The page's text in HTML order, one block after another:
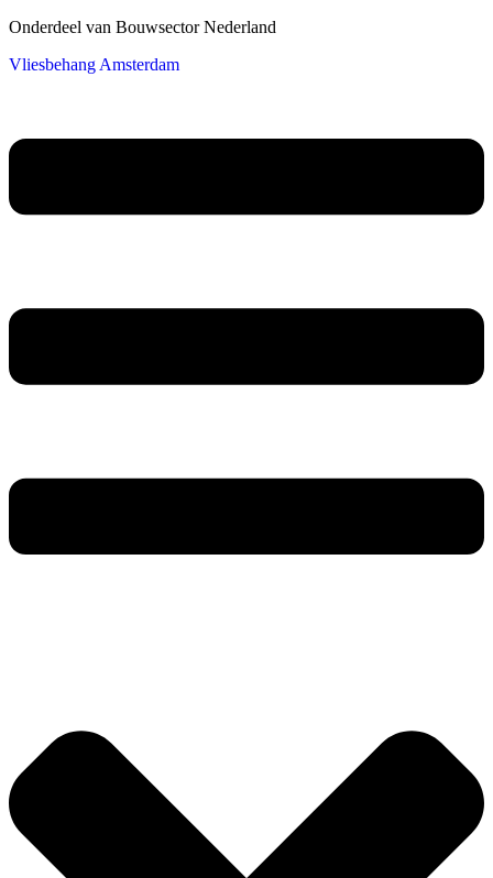
Onderdeel van Bouwsector Nederland
Vliesbehang Amsterdam